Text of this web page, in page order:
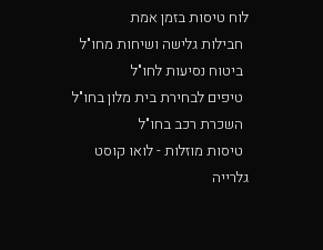
לוח טיסות בזמן אמת
חבילות גלישה ושיחות מחו"ל
ביטוח נסיעות לחו"ל
טיפים לבחירת בית מלון בחו"ל
השכרת רכב בחו"ל
טיסות מוזלות - לואו קוסט
גלרייה